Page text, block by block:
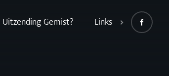
Uitzending Gemist? Links